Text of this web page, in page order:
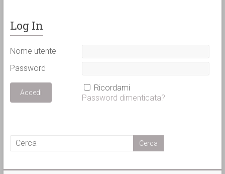
Log In
Nome utente
Password
Ricordami
Password dimenticata?